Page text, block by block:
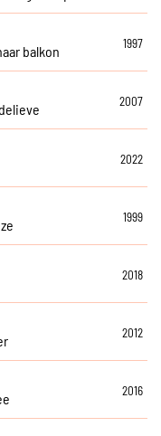
balkon
1997
2007
2022
1999
2018
2012
2016